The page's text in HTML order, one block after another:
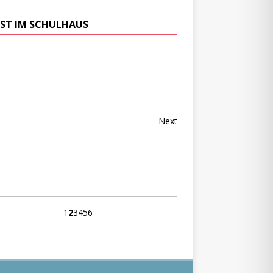
IM SCHULHAUS
Next
1 23456